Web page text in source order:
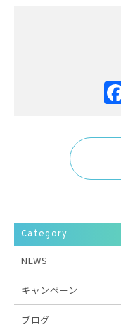
Category
NEWS
キャンペーン
ブログ